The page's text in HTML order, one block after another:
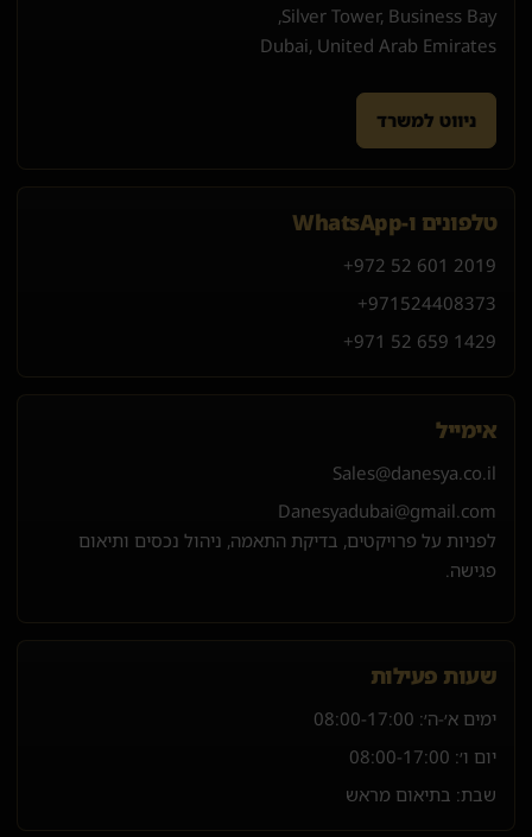
Silver Tower, Business Bay,
Dubai, United Arab Emirates
ניווט למשרד
טלפונים ו-WhatsApp
+972 52 601 2019
+971 524408373
+971 52 659 1429
אימייל
Sales@danesya.co.il
Danesyadubai@gmail.com
לפניות על פרויקטים, בדיקת התאמה, ניהול נכסים ותיאום
פגישה.
שעות פעילות
ימים א׳-ה׳: 08:00-17:00
יום ו׳: 08:00-17:00
שבת: בתיאום מראש